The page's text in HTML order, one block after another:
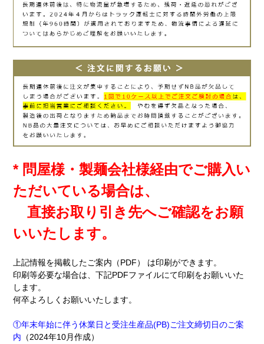
* 問屋様・製麺会社様経由でご購入い
ただいている場合は、
直接お取り引き先へご確認をお願
いいたします。
上記情報を掲載したご案内（PDF） は印刷ができます。
印刷等必要な場合は、下記PDFファイルにて印刷をお願いいた
します。
何卒よろしくお願いいたします。
①年末年始に伴う休業日と受注生産品(PB)ご注文締切日のご案
内 （2024年10月作成）